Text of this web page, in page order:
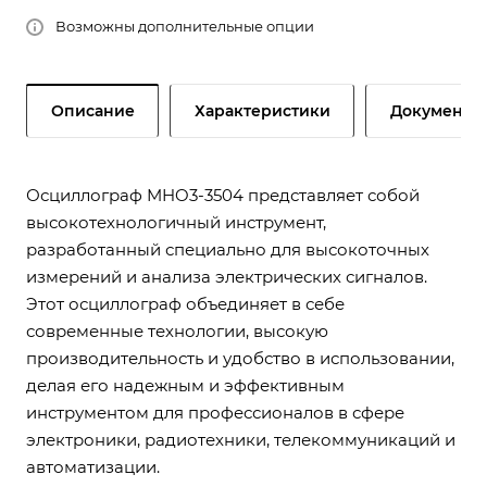
Возможны дополнительные опции
Описание Характеристики Документы
Осциллограф MHO3-3504 представляет собой
высокотехнологичный инструмент,
разработанный специально для высокоточных
измерений и анализа электрических сигналов.
Этот осциллограф объединяет в себе
современные технологии, высокую
производительность и удобство в использовании,
делая его надежным и эффективным
инструментом для профессионалов в сфере
электроники, радиотехники, телекоммуникаций и
автоматизации.